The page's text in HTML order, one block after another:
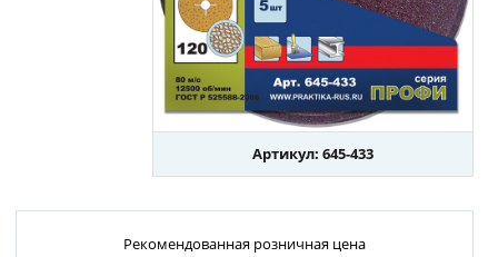
Артикул: 645-433
Рекомендованная розничная цена